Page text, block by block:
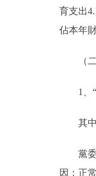
育支出
佔本年
（
1、
其
黨
因：正